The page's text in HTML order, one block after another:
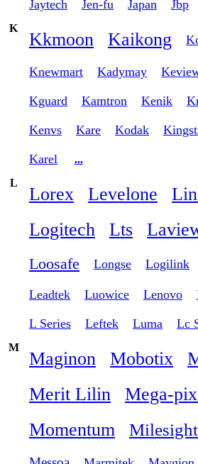
Jaytech Jen-fu Japan Jbp
K
Kkmoon Kaikong
Knewmart Kadymay
Kguard Kamtron Kenik
Kenvs Kare Kodak
Karel
...
L
Lorex Levelone
Logitech
Lts
Loosafe Longse Logilink
Leadtek Luowice Lenovo
L Series Leftek Luma Lc
M
Maginon Mobotix
Merit Lilin
Mega-
Momentum
Milesight